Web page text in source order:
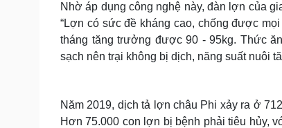
Nhờ áp dụng công nghệ này, đàn lợn của
“Lợn có sức đề kháng cao, chống được
tháng tăng trưởng được 90 - 95kg. Thức
sạch nên trại không bị dịch, năng suất nuôi
Năm 2019, dịch tả lợn châu Phi xảy ra ở
Hơn 75.000 con lợn bị bệnh phải tiêu hủy,